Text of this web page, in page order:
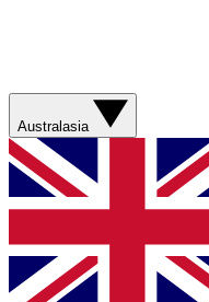
Australasia